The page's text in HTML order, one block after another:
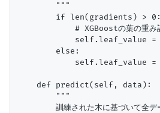
        """
        if len(gradients) > 0:
# XGBoostの葉の重
self.leaf_value =
        else:
self.leaf_value =
    def predict(self, data):
        """
訓練された木に基づいて全デ